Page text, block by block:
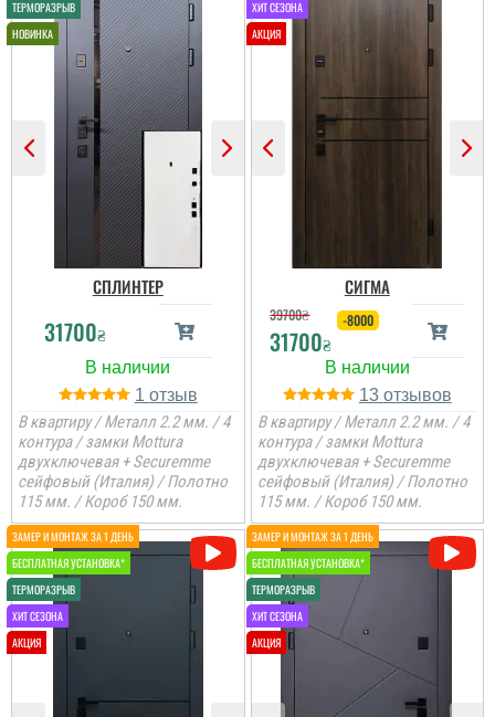
СПЛИНТЕР
31700₴
1
В квартиру / Металл 2.2 мм. / 4
контура / замки Mottura
двухключевая + Securemme
сейфовый (Италия) / Полотно
115 мм. / Короб 150 мм.
СИГМА
39700₴
31700₴
-8000
13
В квартиру / Металл 2.2 мм. / 4
контура / замки Mottura
двухключевая + Securemme
сейфовый (Италия) / Полотно
115 мм. / Короб 150 мм.